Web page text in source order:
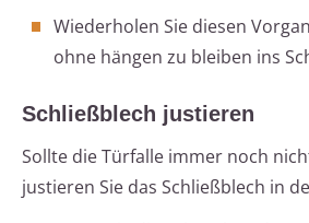
Wiederholen Sie diesen
ohne hängen zu bleiben ins
Schließblech justieren
Sollte die Türfalle immer noch
justieren Sie das Schließblech in